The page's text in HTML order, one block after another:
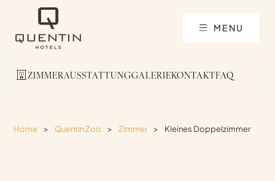
MENU
ZIMMERAUSSTATTUNGGALERIEKONTAKTFAQ
Home > Quentin Zoo > Zimmer > Kleines Doppelzimmer